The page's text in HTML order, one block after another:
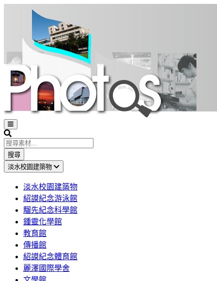
Open
sidebar
Search
搜尋
淡水校園建築物
淡水校園建築物
紹謨紀念游泳館
騮先紀念科學館
鍾靈化學館
教育館
傳播館
紹謨紀念體育館
麗澤國際學舍